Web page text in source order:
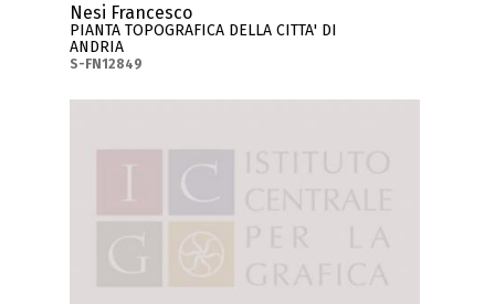
Nesi Francesco
PIANTA TOPOGRAFICA DELLA CITTA' DI
ANDRIA
S-FN12849